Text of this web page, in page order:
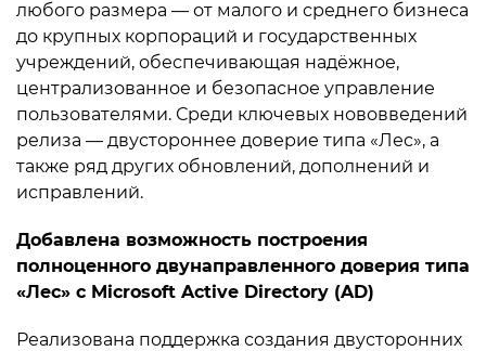
любого размера — от малого и среднего бизнеса
до крупных корпораций и государственных
учреждений, обеспечивающая надёжное,
централизованное и безопасное управление
пользователями. Среди ключевых нововведений
релиза — двустороннее доверие типа «Лес», а
также ряд других обновлений, дополнений и
исправлений.
Добавлена возможность построения
полноценного двунаправленного доверия типа
«Лес» с Microsoft Active Directory (AD)
Реализована поддержка создания двусторонних